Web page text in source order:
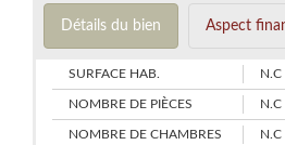
Détails du bien Aspect
SURFACE HAB. N.C
NOMBRE DE PIÈCES N.C
NOMBRE DE CHAMBRES N.C